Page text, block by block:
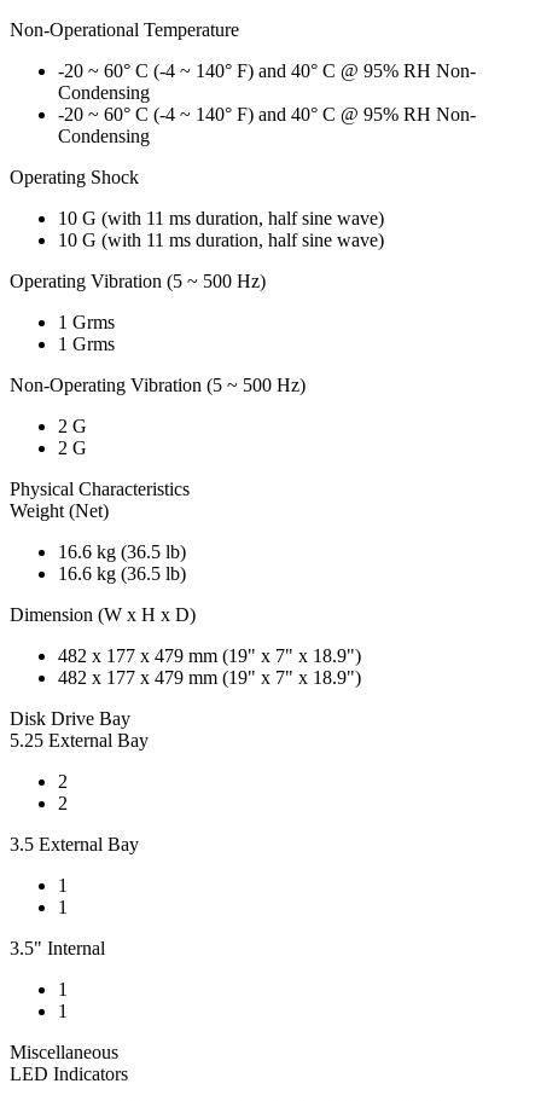
Non-Operational Temperature
-20 ~ 60° C (-4 ~ 140° F) and 40° C @ 95% RH Non-
Condensing
-20 ~ 60° C (-4 ~ 140° F) and 40° C @ 95% RH Non-
Condensing
Operating Shock
10 G (with 11 ms duration, half sine wave)
10 G (with 11 ms duration, half sine wave)
Operating Vibration (5 ~ 500 Hz)
1 Grms
1 Grms
Non-Operating Vibration (5 ~ 500 Hz)
2 G
2 G
Physical Characteristics
Weight (Net)
16.6 kg (36.5 lb)
16.6 kg (36.5 lb)
Dimension (W x H x D)
482 x 177 x 479 mm (19" x 7" x 18.9")
482 x 177 x 479 mm (19" x 7" x 18.9")
Disk Drive Bay
5.25 External Bay
2
2
3.5 External Bay
1
1
3.5" Internal
1
1
Miscellaneous
LED Indicators